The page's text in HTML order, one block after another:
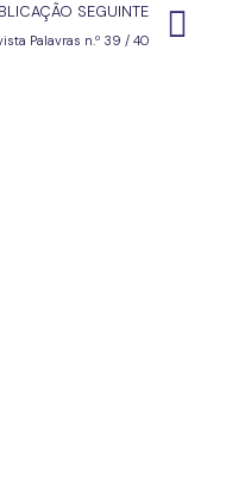
SEGUINTE
Palavras n.º 39 / 40